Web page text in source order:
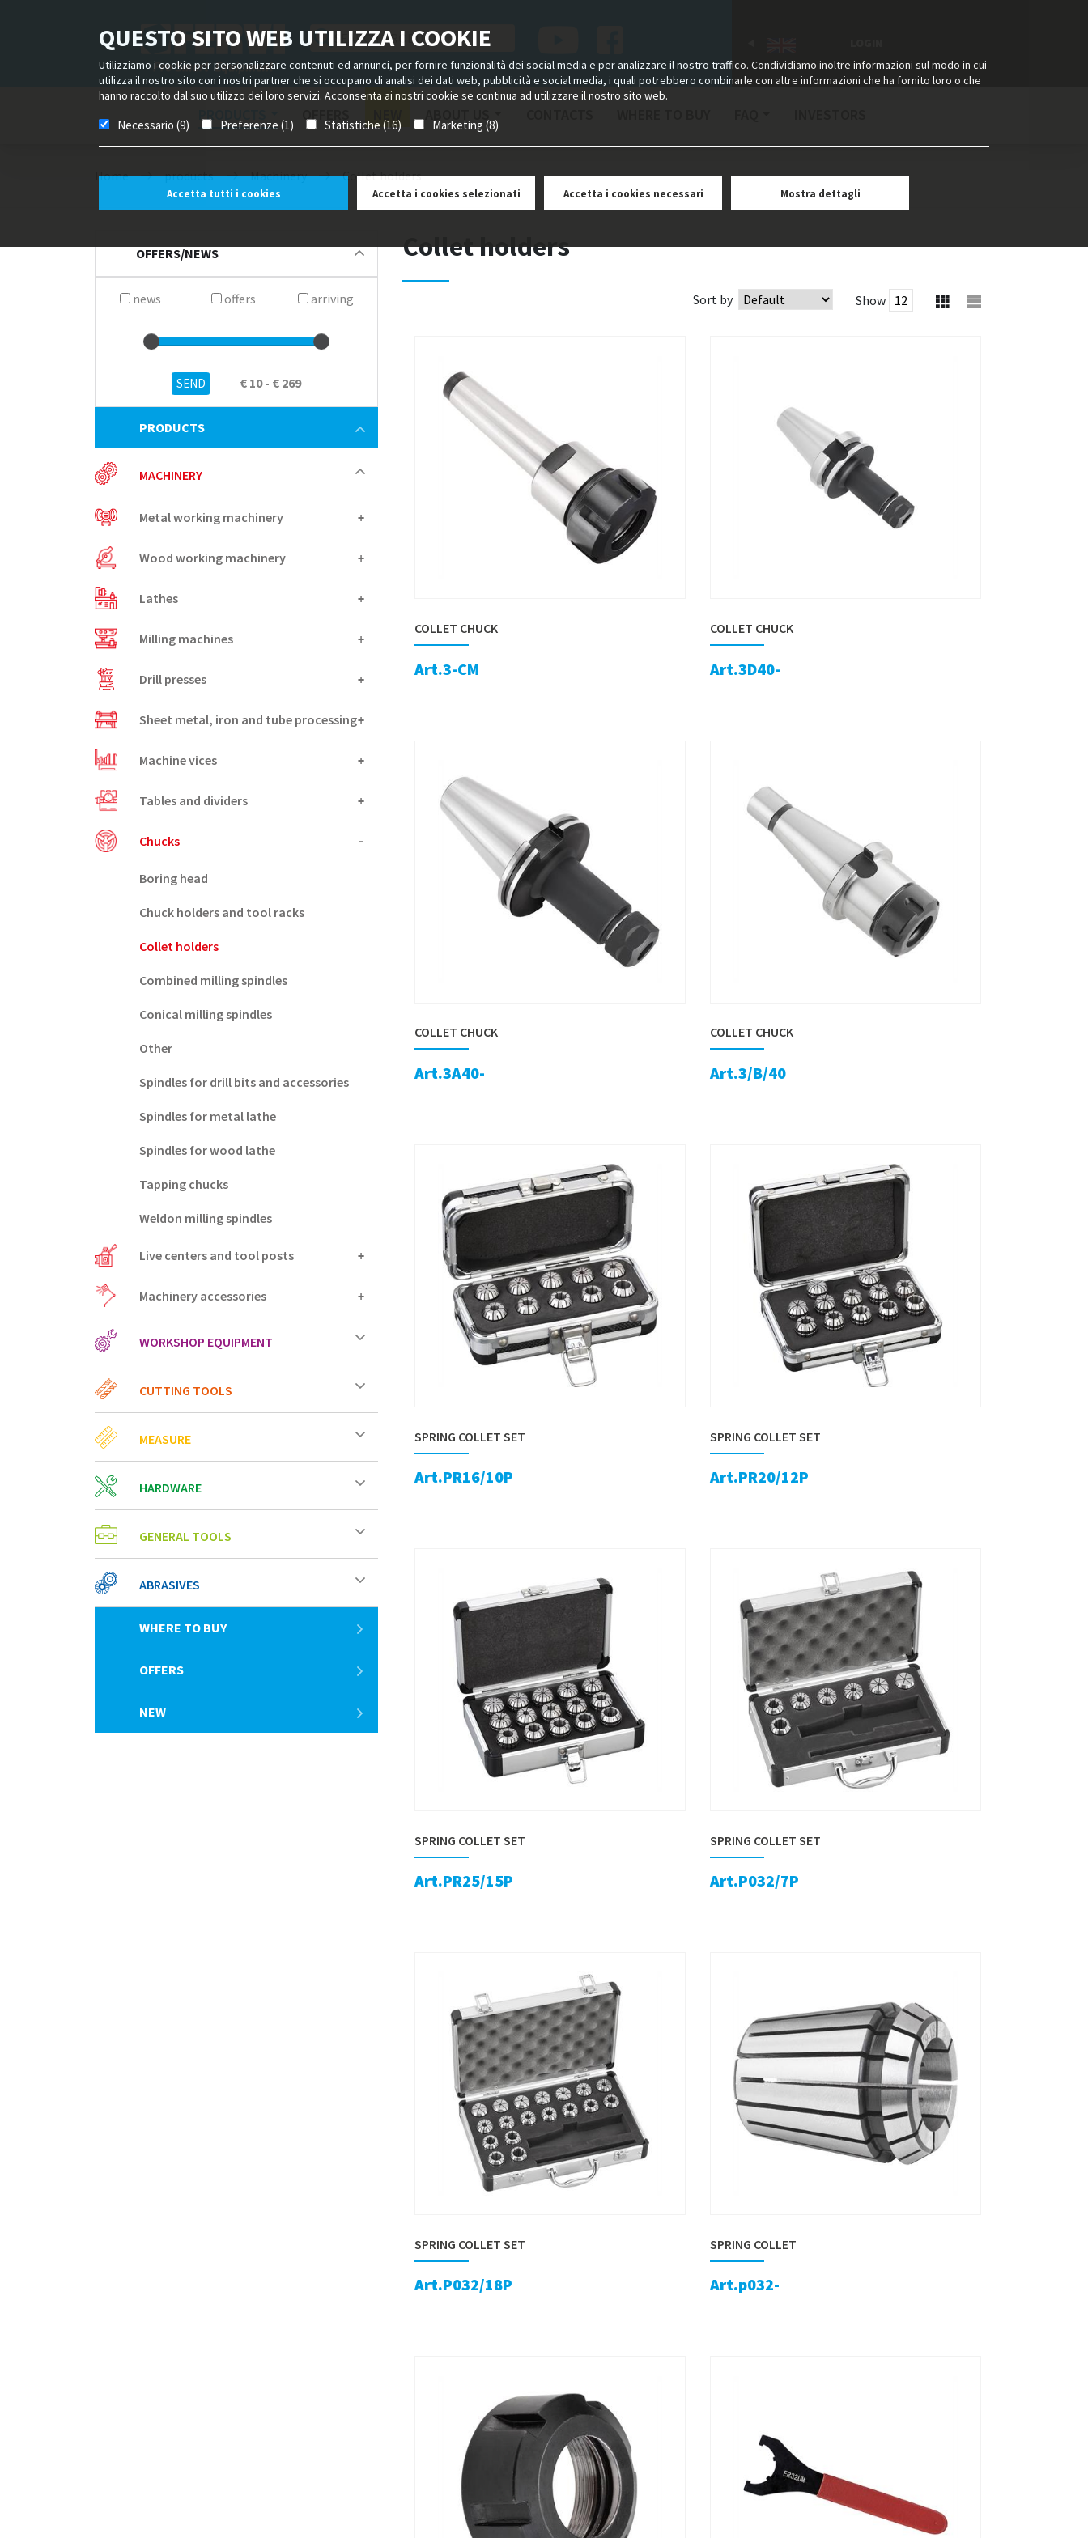
QUESTO SITO WEB UTILIZZA I COOKIE
Utilizziamo i cookie per personalizzare contenuti ed annunci, per fornire funzionalità dei social media e per analizzare il nostro traffico. Condividiamo inoltre informazioni sul modo in cui
utilizza il nostro sito con i nostri partner che si occupano di analisi dei dati web, pubblicità e social media, i quali potrebbero combinarle con altre informazioni che ha fornito loro o che
hanno raccolto dal suo utilizzo dei loro servizi. Acconsenta ai nostri cookie se continua ad utilizzare il nostro sito web.
Necessario (9) Preferenze (1) Statistiche (16) Marketing (8)
Accetta tutti i cookies Accetta i cookies selezionati Accetta i cookies necessari Mostra dettagli
PRODUCTS OFFERS
Home products Machinery Collet holders
OFFERS/NEWS
news offers arriving
€ 10 - € 269
PRODUCTS
MACHINERY
Metal working machinery
Wood working machinery
Lathes
Milling machines
Drill presses
Sheet metal, iron and tube processing
Machine vices
Tables and dividers
Chucks
Boring head
Chuck holders and tool racks
Collet holders
Combined milling spindles
Conical milling spindles
Other
Spindles for drill bits and accessories
Spindles for metal lathe
Spindles for wood lathe
Tapping chucks
Weldon milling spindles
Live centers and tool posts
Machinery accessories
WORKSHOP EQUIPMENT
CUTTING TOOLS
MEASURE
HARDWARE
GENERAL TOOLS
ABRASIVES
WHERE TO BUY
OFFERS
NEW
Collet holders
Show
Sort by
COLLET CHUCK
Art.3-CM
COLLET CHUCK
Art.3D40-
COLLET CHUCK
Art.3A40-
COLLET CHUCK
Art.3/B/40
SPRING COLLET SET
Art.PR16/10P
SPRING COLLET SET
Art.PR20/12P
SPRING COLLET SET
Art.PR25/15P
SPRING COLLET SET
Art.P032/7P
SPRING COLLET SET
Art.P032/18P
SPRING COLLET
Art.p032-